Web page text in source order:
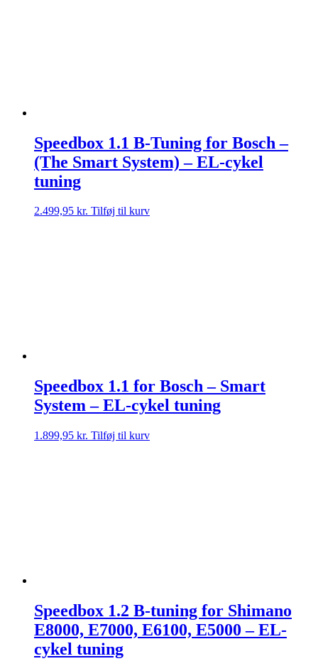
Speedbox 1.1 B-Tuning for Bosch –
(The Smart System) – EL-cykel
tuning
2.499,95 kr. Tilføj til kurv
Speedbox 1.1 for Bosch – Smart
System – EL-cykel tuning
1.899,95 kr. Tilføj til kurv
Speedbox 1.2 B-tuning for Shimano
E8000, E7000, E6100, E5000 – EL-
cykel tuning